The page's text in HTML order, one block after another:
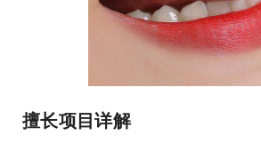
擅长项目详解